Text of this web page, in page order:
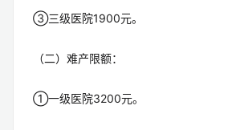
③三级医院1900元。
（二）难产限额：
①一级医院3200元。